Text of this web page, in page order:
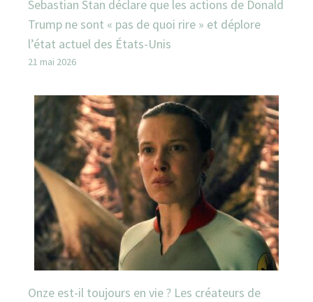
Sebastian Stan déclare que les actions de Donald
Trump ne sont « pas de quoi rire » et déplore
l’état actuel des États-Unis
21 mai 2026
Onze est-il toujours en vie ? Les créateurs de